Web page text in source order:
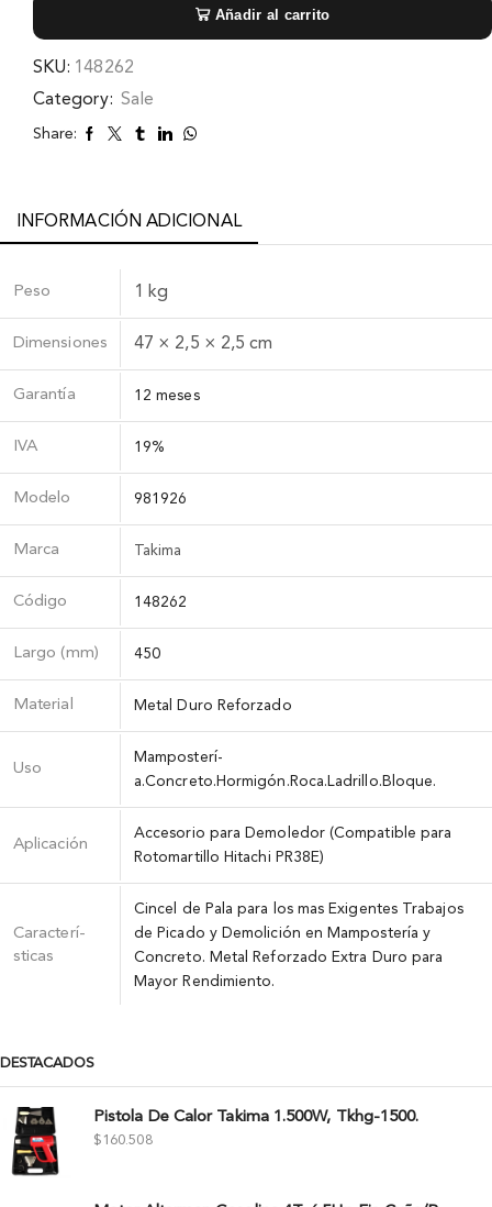
Añadir al carrito
SKU: 148262
Category: Sale
Share:
INFORMACIÓN ADICIONAL
Peso 1 kg
Dimensiones 47 × 2,5 × 2,5 cm
Garantía 12 meses
IVA 19%
Modelo 981926
Marca Takima
Código 148262
Largo (mm) 450
Material Metal Duro Reforzado
Uso
Mamposterí­
a.Concreto.Hormigón.Roca.Ladrillo.Bloque.
Aplicación
Accesorio para Demoledor (Compatible para
Rotomartillo Hitachi PR38E)
Caracterí­
sticas
Cincel de Pala para los mas Exigentes Trabajos
de Picado y Demolición en Mampostería y
Concreto. Metal Reforzado Extra Duro para
Mayor Rendimiento.
DESTACADOS
Pistola De Calor Takima 1.500W, Tkhg-1500.
$ 160.508